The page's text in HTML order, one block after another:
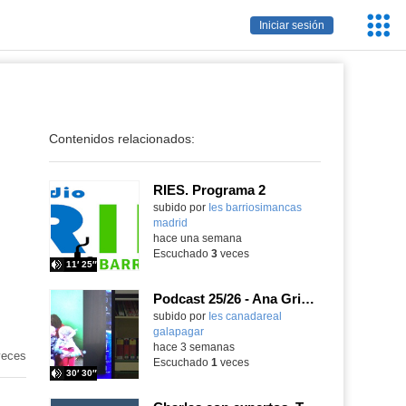
Iniciar sesión
Contenidos relacionados:
RIES. Programa 2
Contenido educativo.
subido por Ies barriosimancas
madrid
11′ 25″
hace una semana
Escuchado 3veces
Podcast 25/26 - Ana Griott y los cuentos de las voces olvidadas
subido por Ies canadareal
galapagar
30′ 30″
-
hace 3 semanas
Escuchado 1 veces